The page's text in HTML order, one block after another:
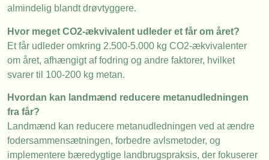
almindelig blandt drøvtyggere.
Hvor meget CO2-ækvivalent udleder et får om året?
Et får udleder omkring 2.500-5.000 kg CO2-ækvivalenter
om året, afhængigt af fodring og andre faktorer, hvilket
svarer til 100-200 kg metan.
Hvordan kan landmænd reducere metanudledningen
fra får?
Landmænd kan reducere metanudledningen ved at ændre
fodersammensætningen, forbedre avlsmetoder, og
implementere bæredygtige landbrugspraksis, der fokuserer